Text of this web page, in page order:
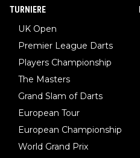
TURNIERE
UK Open
Premier League Darts
Players Championship
The Masters
Grand Slam of Darts
European Tour
European Championship
World Grand Prix